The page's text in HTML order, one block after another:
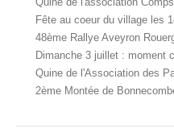
Fête au coeur du village les
48ème Rallye Aveyron
Dimanche 3 juillet : moment
Quine de l'Association des
2ème Montée de